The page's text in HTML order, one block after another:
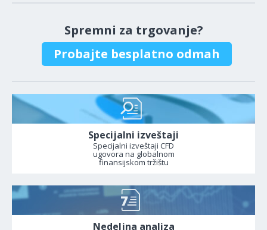
Spremni za trgovanje?
Probajte besplatno odmah
Specijalni izveštaji
Specijalni izveštaji CFD
ugovora na globalnom
finansijskom tržištu
Nedeljna analiza